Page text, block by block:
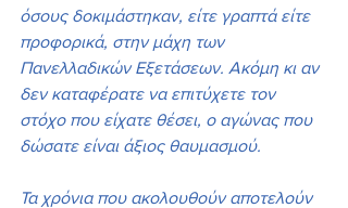
όσους δοκιμάστηκαν, είτε γραπτά είτε
προφορικά, στην μάχη των
Πανελλαδικών Εξετάσεων. Ακόμη κι αν
δεν καταφέρατε να επιτύχετε τον
στόχο που είχατε θέσει, ο αγώνας που
δώσατε είναι άξιος θαυμασμού.
Τα χρόνια που ακολουθούν αποτελούν